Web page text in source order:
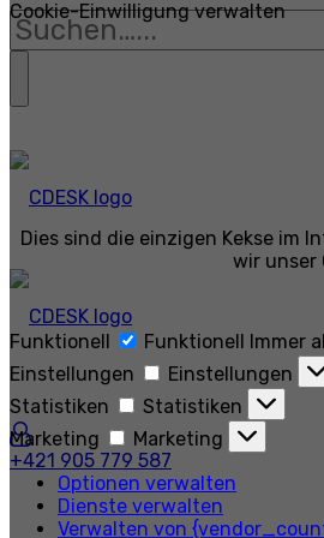
Cookie-Einwilligung verwalten
Dies sind die einzigen Kekse im
wir unser
Funktionell Funktionell Immer
Einstellungen
Einstellungen
Statistiken
Statistiken
Marketing
Marketing
Optionen verwalten
Dienste verwalten
Verwalten von
+421 905 779 587